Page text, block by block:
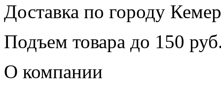
Доставка по городу
Подъем товара до 150
О компании